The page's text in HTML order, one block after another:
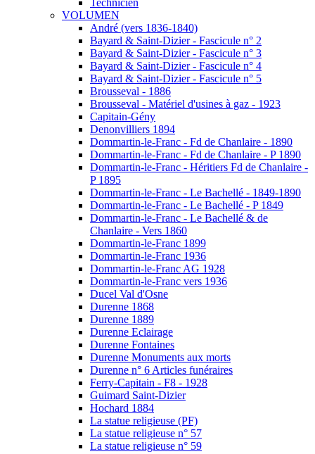
VOLUMEN
André (vers 1836-1840)
Bayard & Saint-Dizier - Fascicule n° 2
Bayard & Saint-Dizier - Fascicule n° 3
Bayard & Saint-Dizier - Fascicule n° 4
Bayard & Saint-Dizier - Fascicule n° 5
Brousseval - 1886
Brousseval - Matériel d'usines à gaz - 1923
Capitain-Gény
Denonvilliers 1894
Dommartin-le-Franc - Fd de Chanlaire - 1890
Dommartin-le-Franc - Fd de Chanlaire - P 1890
Dommartin-le-Franc - Héritiers Fd de Chanlaire -
P 1895
Dommartin-le-Franc - Le Bachellé - 1849-1890
Dommartin-le-Franc - Le Bachellé - P 1849
Dommartin-le-Franc - Le Bachellé & de
Chanlaire - Vers 1860
Dommartin-le-Franc 1899
Dommartin-le-Franc 1936
Dommartin-le-Franc AG 1928
Dommartin-le-Franc vers 1936
Ducel Val d'Osne
Durenne 1868
Durenne 1889
Durenne Eclairage
Durenne Fontaines
Durenne Monuments aux morts
Durenne n° 6 Articles funéraires
Ferry-Capitain - F8 - 1928
Guimard Saint-Dizier
Hochard 1884
La statue religieuse (PF)
La statue religieuse n° 57
La statue religieuse n° 59